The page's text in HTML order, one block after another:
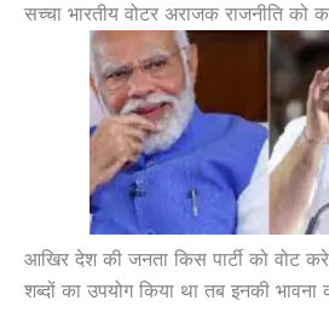
सच्चा भारतीय वोटर अराजक राजनीति को
आखिर देश की जनता किस पार्टी को वोट
शब्दों का उपयोग किया था तब इनकी